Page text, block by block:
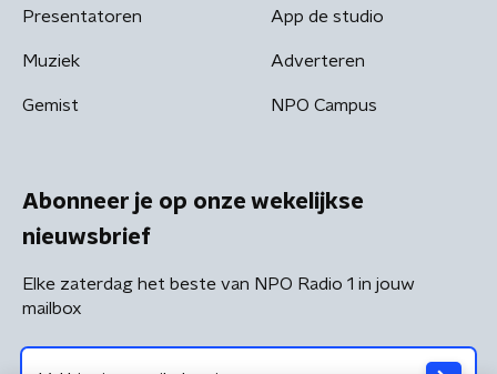
Presentatoren
Muziek
Gemist
App de studio
Adverteren
NPO Campus
Abonneer je op onze wekelijkse
nieuwsbrief
Elke zaterdag het beste van NPO Radio 1 in jouw
mailbox